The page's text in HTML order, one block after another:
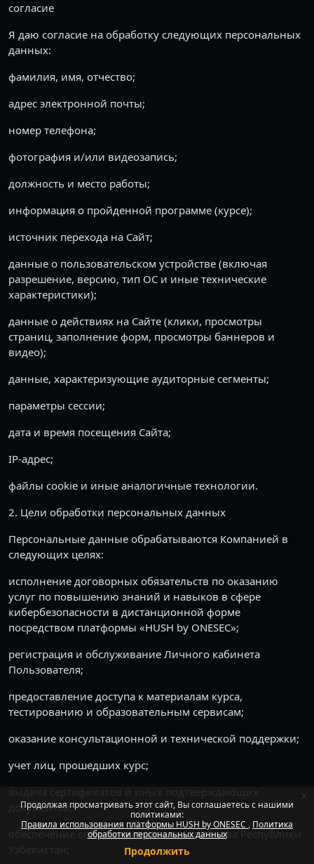
Продолжая просматривать этот сайт, Вы соглашаетесь с нашими
политиками:
Правила использования платформы HUSH by ONESEC
Политика
обработки персональных данных
Продолжить
x
согласие
Я даю согласие на обработку следующих персональных
данных:
фамилия, имя, отчество;
адрес электронной почты;
номер телефона;
фотография и/или видеозапись;
должность и место работы;
информация о пройденной программе (курсе);
источник перехода на Сайт;
данные о пользовательском устройстве (включая
разрешение, версию, тип ОС и иные технические
характеристики);
данные о действиях на Сайте (клики, просмотры
страниц, заполнение форм, просмотры баннеров и
видео);
данные, характеризующие аудиторные сегменты;
параметры сессии;
дата и время посещения Сайта;
IP-адрес;
файлы cookie и иные аналогичные технологии.
2. Цели обработки персональных данных
Персональные данные обрабатываются Компанией в
следующих целях:
исполнение договорных обязательств по оказанию
услуг по повышению знаний и навыков в сфере
кибербезопасности в дистанционной форме
посредством платформы «HUSH by ONESEC»;
регистрация и обслуживание Личного кабинета
Пользователя;
предоставление доступа к материалам курса,
тестированию и образовательным сервисам;
оказание консультационной и технической поддержки;
учет лиц, прошедших курс;
документов;
обеспечение соблюдения законодательства Республики